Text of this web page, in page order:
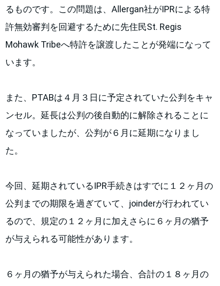
るものです。この問題は、Allergan社がIPRによる特
許無効審判を回避するために先住民St. Regis
Mohawk Tribeへ特許を譲渡したことが発端になって
います。
また、PTABは４月３日に予定されていた公判をキャ
ンセル。延長は公判の後自動的に解除されることに
なっていましたが、公判が６月に延期になりまし
た。
今回、延期されているIPR手続きはすでに１２ヶ月の
公判までの期限を過ぎていて、joinderが行われてい
るので、規定の１２ヶ月に加えさらに６ヶ月の猶予
が与えられる可能性があります。
６ヶ月の猶予が与えられた場合、合計の１８ヶ月の